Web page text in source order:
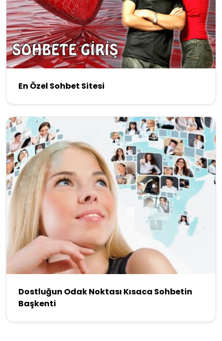
En Özel Sohbet Sitesi
Dostluğun Odak Noktası Kısaca Sohbetin
Başkenti